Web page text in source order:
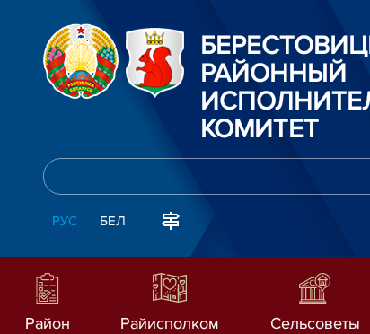
РАЙОННЫЙ
КОМИТЕТ
РУС БЕЛ
Район Райисполком Сельсоветы